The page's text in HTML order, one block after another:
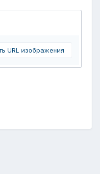
URL изображения